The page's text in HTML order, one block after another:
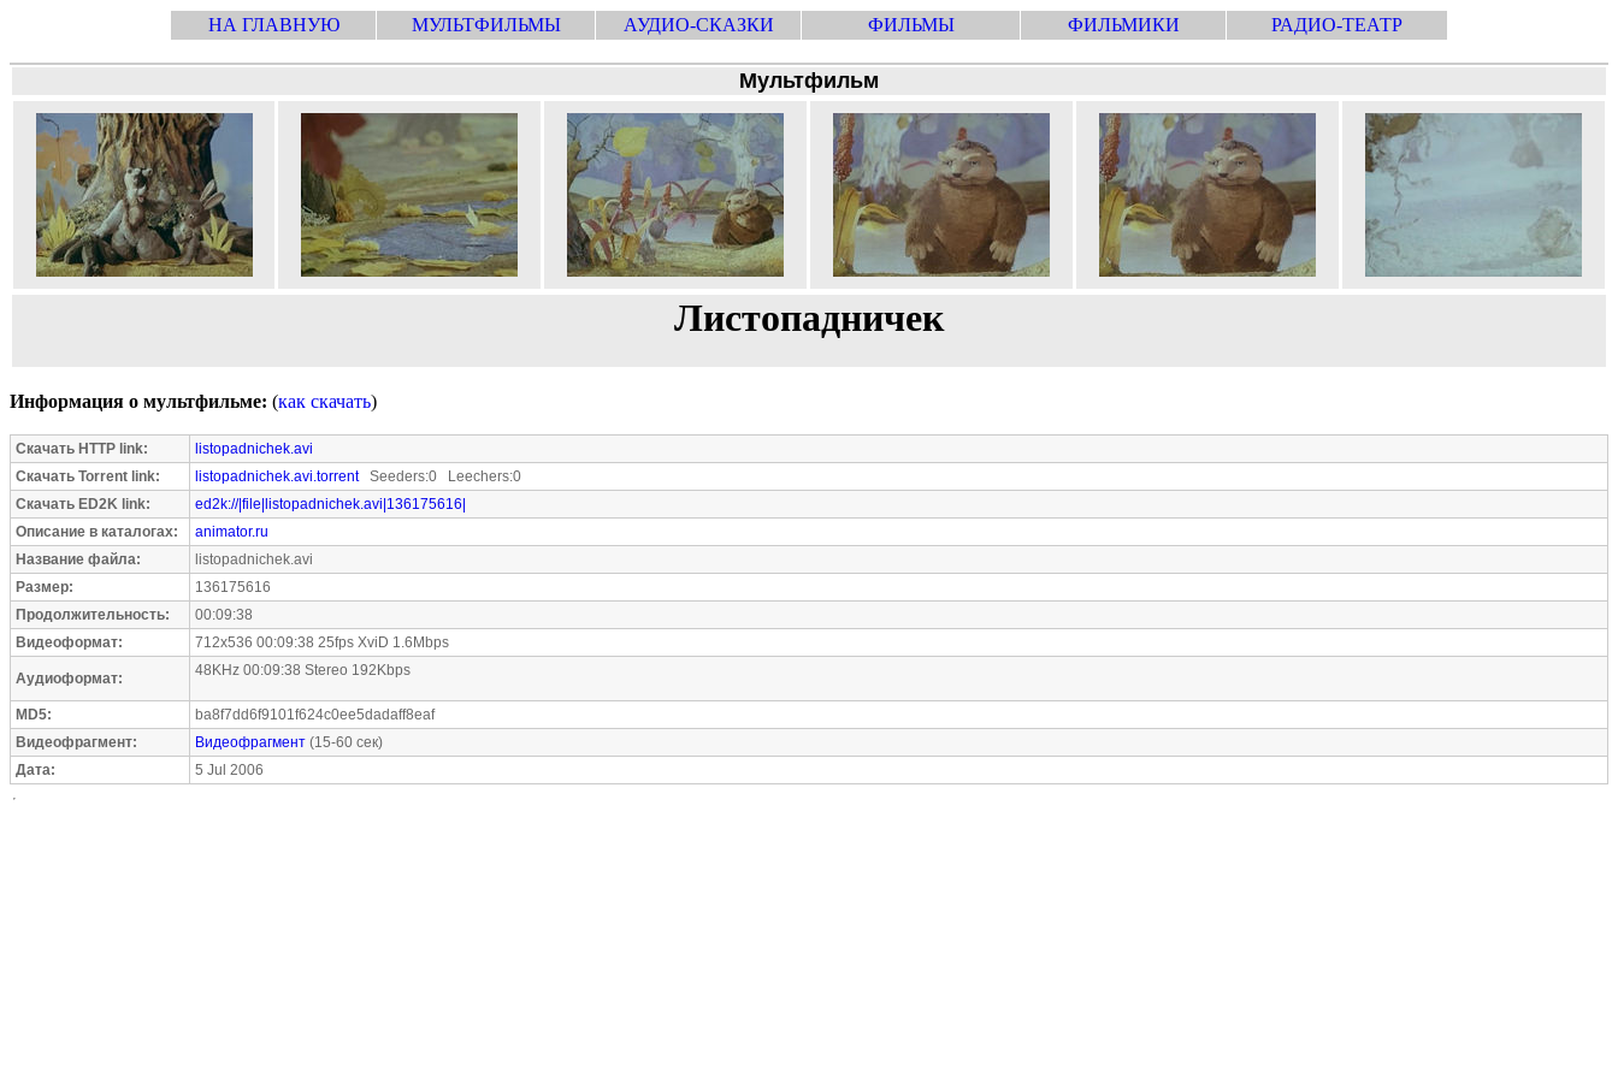
НА ГЛАВНУЮ МУЛЬТФИЛЬМЫ АУДИО-СКАЗКИ ФИЛЬМЫ ФИЛЬМИКИ РАДИО-ТЕАТР
Мультфильм
Листопадничек
Информация о мультфильме: (как скачать)
Скачать HTTP link:
listopadnichek.avi
Скачать Torrent link:
listopadnichek.avi.torrentSeeders:0 Leechers:0
Скачать ED2K link:
ed2k://|file|listopadnichek.avi|136175616|
Описание в каталогах:
animator.ru
Название файла:
listopadnichek.avi
Размер:
136175616
Продолжительность:
00:09:38
Видеоформат:
712x536 00:09:38 25fps XviD 1.6Mbps
Аудиоформат: 48KHz 00:09:38 Stereo 192Kbps
MD5:
ba8f7dd6f9101f624c0ee5dadaff8eaf
Видеофрагмент:
Видеофрагмент (15-60 сек)
Дата:
5 Jul 2006